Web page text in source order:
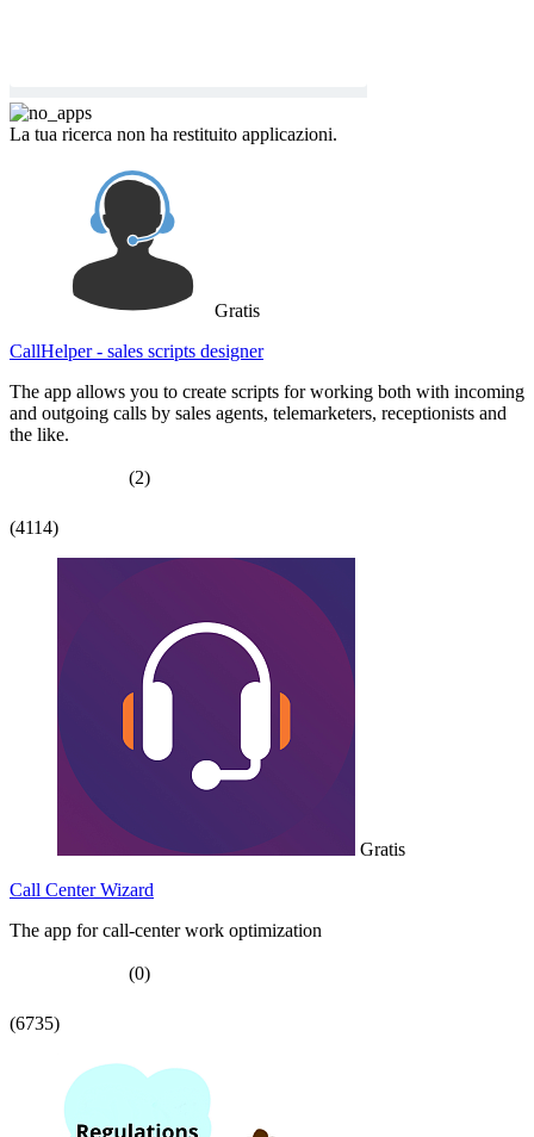
La tua ricerca non ha restituito applicazioni.
Gratis
CallHelper - sales scripts designer
The app allows you to create scripts for working both with incoming
and outgoing calls by sales agents, telemarketers, receptionists and
the like.
(2)
(4114)
Gratis
Call Center Wizard
The app for call-center work optimization
(0)
(6735)